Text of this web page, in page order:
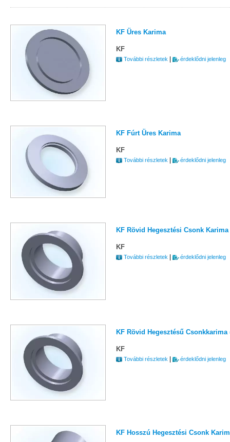
KF Üres Karima
KF
További részletek | érdeklődni jelenleg
KF Fúrt Üres Karima
KF
További részletek | érdeklődni jelenleg
KF Rövid Hegesztési Csonk Karima
KF
További részletek | érdeklődni jelenleg
KF Rövid Hegesztésű Csonkkarima
KF
További részletek | érdeklődni jelenleg
KF Hosszú Hegesztési Csonk